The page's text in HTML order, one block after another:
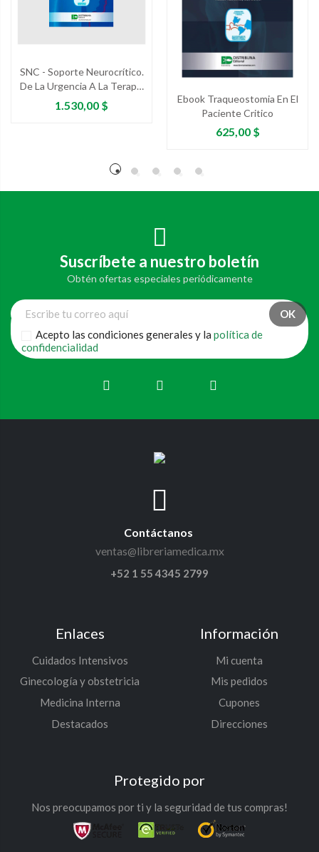
SNC - Soporte Neurocrítico.
De La Urgencia A La Terapia
Intensiva
Precio
1.530,00 $
Ebook Traqueostomia En El
Paciente Critico
Precio
625,00 $
Suscríbete a nuestro boletín
Obtén ofertas especiales periódicamente
Acepto las condiciones generales y lapolítica de
confidencialidad
Contáctanos
ventas@libreriamedica.mx
+52 1 55 4345 2799
Enlaces
Cuidados Intensivos
Ginecología y obstetricia
Medicina Interna
Destacados
Información
Mi cuenta
Mis pedidos
Cupones
Direcciones
Protegido por
Nos preocupamos por ti y la seguridad de tus compras!